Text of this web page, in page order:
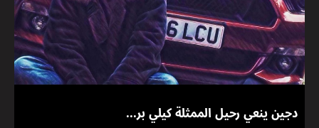
دجين ينعي رحيل الممثلة كيلي بر...